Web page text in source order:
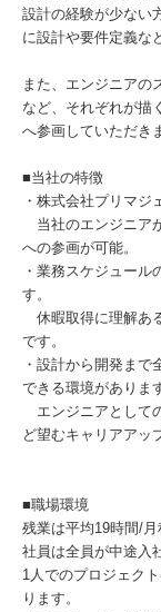
設計の経験が少ない
に設計や要件定義な
また、エンジニアの
など、それぞれが描
へ参画していただき
■当社の特徴
・株式会社プリマジ
当社のエンジニア
への参画が可能。
・業務スケジュー
す。
休暇取得に理解あ
です。
・設計から開発ま
できる環境がありま
エンジニアとして
ど望むキャリアアッ
■職場環境
残業は平均19時間/月
社員は全員が中途入
1人でのプロジェク
ります。